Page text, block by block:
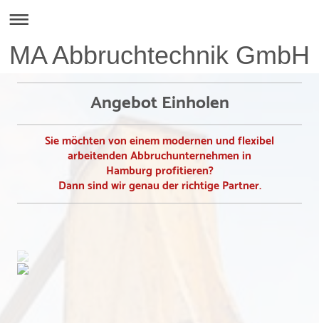
MA Abbruchtechnik GmbH
Angebot Einholen
Sie möchten von einem modernen und flexibel
arbeitenden Abbruchunternehmen in
Hamburg profitieren?
Dann sind wir genau der richtige Partner.